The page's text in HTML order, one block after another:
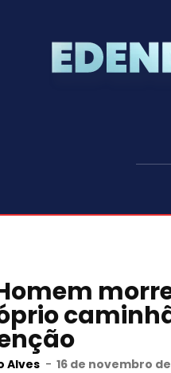
Alves - 16 de novembro